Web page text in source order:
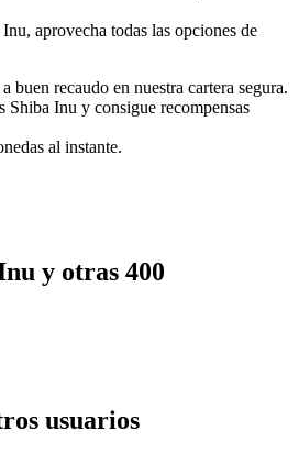
aprovecha todas las opciones de
buen recaudo en nuestra cartera segura.
Shiba Inu y consigue recompensas
al instante.
y otras 400
usuarios